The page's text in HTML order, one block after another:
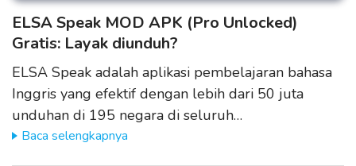
ELSA Speak MOD APK (Pro Unlocked)
Gratis: Layak diunduh?
ELSA Speak adalah aplikasi pembelajaran bahasa
Inggris yang efektif dengan lebih dari 50 juta
unduhan di 195 negara di seluruh…
Baca selengkapnya